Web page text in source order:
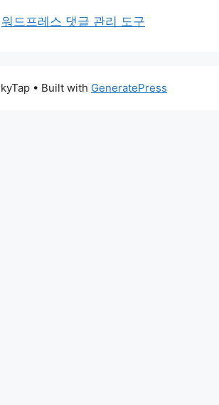
워드프레스 댓글 관리 도구
• Built with GeneratePress